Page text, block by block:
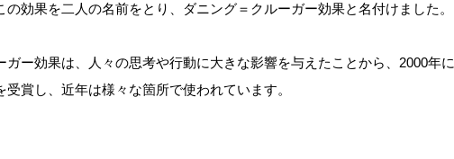
効果を二人の名前をとり、ダニング＝クルーガー効果と名付けました。
ガー効果は、人々の思考や行動に大きな影響を与えたことから、2000年に
賞し、近年は様々な箇所で使われています。